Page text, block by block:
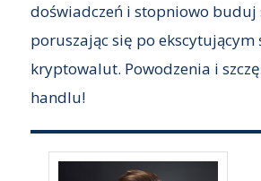
doświadczeń i stopniowo buduj
poruszając się po ekscytującym
kryptowalut. Powodzenia i
handlu!